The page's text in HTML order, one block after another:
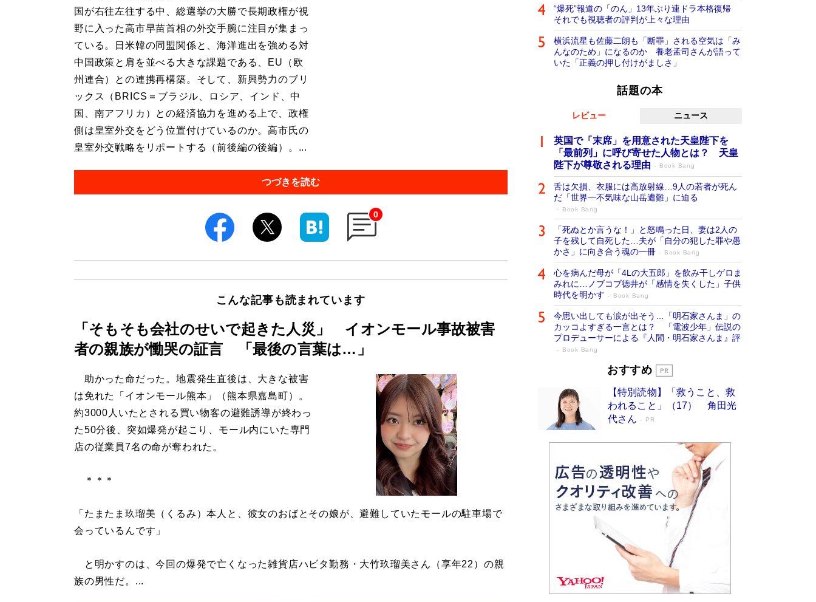
国が右往左往する中、総選挙の大勝で長期政権が視
野に入った高市早苗首相の外交手腕に注目が集まっ
ている。日米韓の同盟関係と、海洋進出を強める対
中国政策と肩を並べる大きな課題である、EU（欧
州連合）との連携再構築。そして、新興勢力のブリ
ックス（BRICS＝ブラジル、ロシア、インド、中
国、南アフリカ）との経済協力を進める上で、政権
側は皇室外交をどう位置付けているのか。高市氏の
皇室外交戦略をリポートする（前後編の後編）。...
つづきを読む
0
こんな記事も読まれています
「そもそも会社のせいで起きた人災」 イオンモール事故被害
者の親族が慟哭の証言 「最後の言葉は…」
助かった命だった。地震発生直後は、大きな被害
は免れた「イオンモール熊本」（熊本県嘉島町）。
約3000人いたとされる買い物客の避難誘導が終わっ
た50分後、突如爆発が起こり、モール内にいた専門
店の従業員7名の命が奪われた。
＊＊＊
「たまたま玖瑠美（くるみ）本人と、彼女のおばとその娘が、避難していたモールの駐車場で
会っているんです」
と明かすのは、今回の爆発で亡くなった雑貨店ハビタ勤務・大竹玖瑠美さん（享年22）の親
族の男性だ。...
“爆死”報道の「のん」13年ぶり連ドラ本格復帰
それでも視聴者の評判が上々な理由
横浜流星も佐藤二朗も「断罪」される空気は「み
んなのため」になるのか 養老孟司さんが語って
いた「正義の押し付けがましさ」
話題の本
レビュー ニュース
英国で「末席」を用意された天皇陛下を
「最前列」に呼び寄せた人物とは？ 天皇
陛下が尊敬される理由
Book Bang
舌は欠損、衣服には高放射線…9人の若者が死ん
だ「世界一不気味な山岳遭難」に迫る
Book Bang
「死ぬとか言うな！」と怒鳴った日、妻は2人の
子を残して自死した…夫が「自分の犯した罪や愚
かさ」に向き合う魂の一冊
Book Bang
心を病んだ母が「4Lの大五郎」を飲み干しゲロま
みれに…ノブコブ徳井が「感情を失くした」子供
時代を明かす
Book Bang
今思い出しても涙が出そう…「明石家さんま」の
カッコよすぎる一言とは？ 「電波少年」伝説の
プロデューサーによる『人間・明石家さんま』評
Book Bang
「宇宙兄弟」最終46巻がベストセラー1
物語に幕 特装版には「宇宙で描かれたマ
ンガ」も収録
Book Bang
美輪明宏 晩年の回答を集めた『ほほえんで生き
「『火垂るの墓』は、大嘘である」原作者が抱き
続けた“自責の念”とは…「自己憐憫は描きたくな
い」監督が徹底的にこだわったこと（後編） #
戦争の記憶
Book Bang
入社10年目にして最下位の営業がトップに大逆
転 上司の“意外な一言”から生まれた「雑談のテ
Book Bang
皇室はなぜ世界から尊敬されているのか？ 「天
皇陛下はお元気でおられるか」がサウジ国王の第
一声になる理由
おすすめ
【特別読物】「救うこと、救
われること」（17） 角田光
代さん
PR